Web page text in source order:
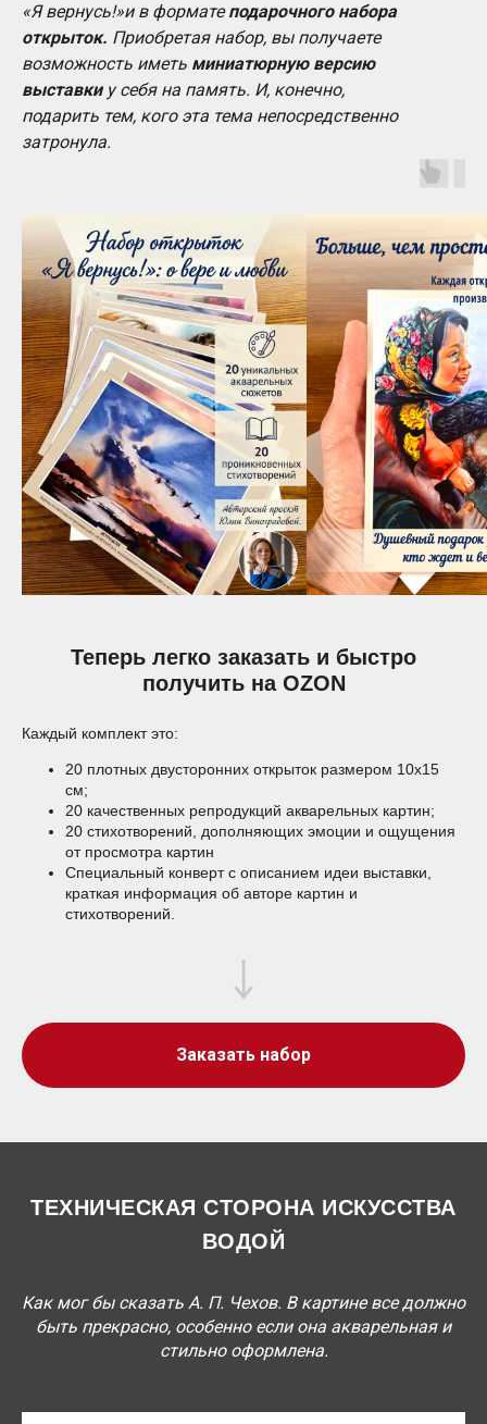
«Я вернусь!»и в форматеподарочного набора
открыток. Приобретая набор, вы получаете
возможность иметь миниатюрную версию
выставкиу себя на память. И, конечно,
подарить тем, кого эта тема непосредственно
затронула.
Теперь легко заказать и быстро
получить на OZON
Каждый комплект это:
20 плотных двусторонних открыток размером 10х15
см;
20 качественных репродукций акварельных картин;
20 стихотворений, дополняющих эмоции и ощущения
от просмотра картин
Специальный конверт с описанием идеи выставки,
краткая информация об авторе картин и
стихотворений.
Заказать набор
ТЕХНИЧЕСКАЯ СТОРОНА ИСКУССТВА
ВОДОЙ
Как мог бы сказать А. П. Чехов. В картине все должно
быть прекрасно, особенно если она акварельная и
стильно оформлена.